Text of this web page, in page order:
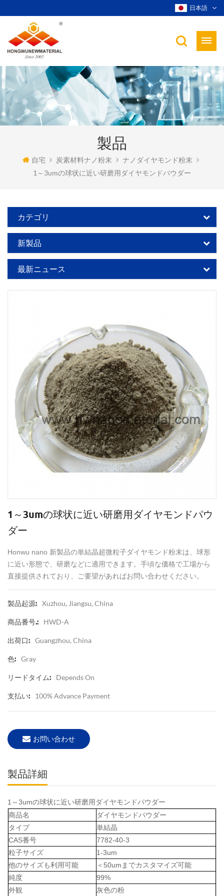
日本語
製品
自宅 炭素材料ナノ粉末
ナノダイヤモンド粉末
1～3umの球状に近い研磨用ダイヤモンドパウダー
カテゴリ
新製品
最新ニュース
1～3umの球状に近い研磨用ダイヤモンドパウ
ダー
Honwu nano 新製品の単結晶超微粒子ダイヤモンド粉末は、球形
に近い形態で、研磨などに適用できます。手頃な価格で工場から
直接提供されており、ご要望があればお問い合わせください。
製品起源: Xuzhou, Jiangsu, China
商品番号.: HWD-A
出荷口: Guangzhou, China
色: Gray
リードタイム: Depends On
支払い: 100% Advance Payment
お問い合わせ
製品詳細
1～3umの球状に近い研磨用ダイヤモンドパウダー
商品名
ダイヤモンドパウダー
タイプ
単結晶
CAS番号
7782-40-3
粒子サイズ
1-3um
他のサイズも利用可能
＜50umまでカスタマイズ可能
純度
99%
外観
灰色の粉